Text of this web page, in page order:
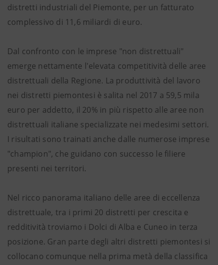
distretti industriali del Piemonte, per un fatturato
complessivo di 11,6 miliardi di euro.
Dal confronto con le imprese "non distrettuali"
emerge nettamente l'elevata competitività delle aree
distrettuali della Regione. La produttività del lavoro
nei distretti piemontesi è salita nel 2017 a 59,5 mila
euro per addetto, il 20% in più rispetto alle aree non
distrettuali italiane specializzate nei medesimi settori.
I risultati sono trainati anche dalle numerose imprese
"champion", che guidano con successo le filiere
presenti nei territori.
Nel ricco panorama italiano delle aree di eccellenza
distrettuale, tra i primi 20 distretti per crescita e
redditività troviamo i Dolci di Alba e Cuneo in terza
posizione. Gran parte degli altri distretti piemontesi si
collocano comunque nella prima metà della classifica